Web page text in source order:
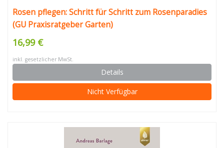
Rosen pflegen: Schritt für Schritt zum Rosenparadies
(GU Praxisratgeber Garten)
16,99 €
inkl. gesetzlicher MwSt.
Details
Nicht Verfügbar